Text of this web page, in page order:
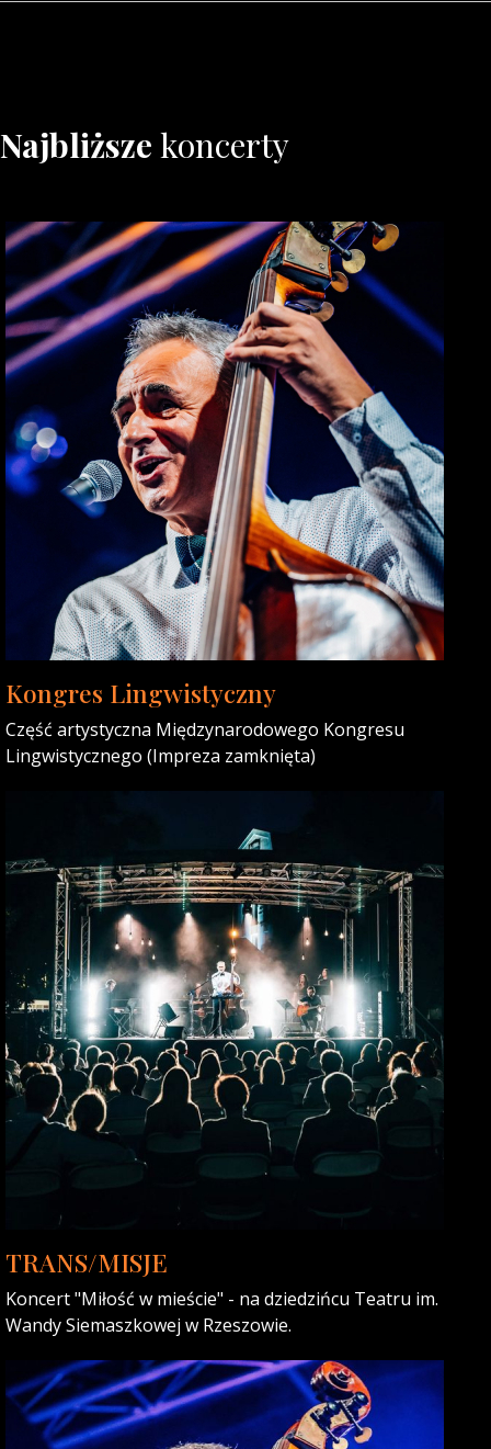
Najbliższe koncerty
Kongres Lingwistyczny
Część artystyczna Międzynarodowego Kongresu
Lingwistycznego (Impreza zamknięta)
TRANS/MISJE
Koncert "Miłość w mieście" - na dziedzińcu Teatru im.
Wandy Siemaszkowej w Rzeszowie.